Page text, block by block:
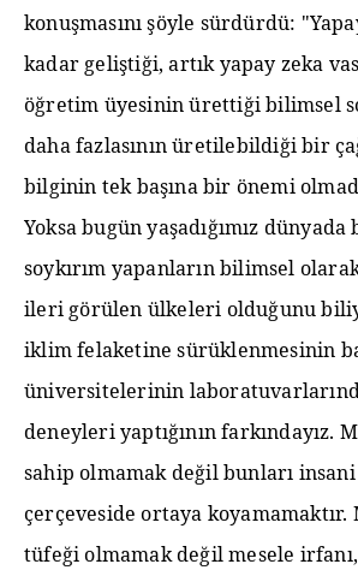
konuşmasını şöyle sürdürdü:
kadar geliştiği, artık yapay zeka
öğretim üyesinin ürettiği bilimsel
daha fazlasının üretilebildiği bir
bilginin tek başına bir önemi
Yoksa bugün yaşadığımız
soykırım yapanların bilimsel
ileri görülen ülkeleri olduğunu
iklim felaketine sürüklenmesinin
üniversitelerinin
deneyleri yaptığının farkındayız.
sahip olmamak değil bunları
çerçeveside ortaya koyamamaktır.
tüfeği olmamak değil mesele